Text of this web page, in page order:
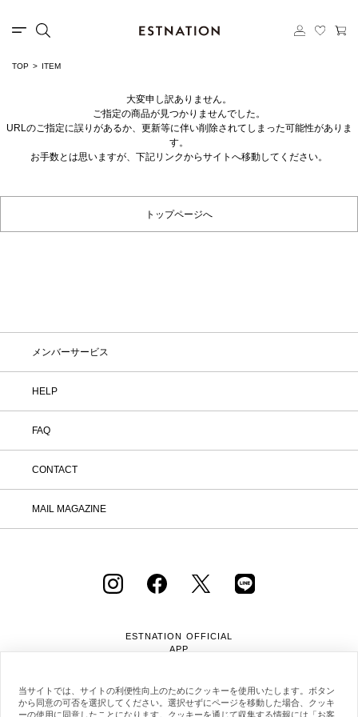
TOP ITEM
大変申し訳ありません。
ご指定の商品が見つかりませんでした。
URLのご指定に誤りがあるか、更新等に伴い削除されてしまった可能性がありま
す。
お手数とは思いますが、下記リンクからサイトへ移動してください。
トップページへ
メンバーサービス
HELP
FAQ
CONTACT
MAIL MAGAZINE
ESTNATION OFFICIAL
APP
当サイトでは、サイトの利便性向上のためにクッキーを使用いたします。ボタン
から同意の可否を選択してください。選択せずにページを移動した場合、クッキ
ーの使用に同意したことになります。クッキーを通じて収集する情報には「お客